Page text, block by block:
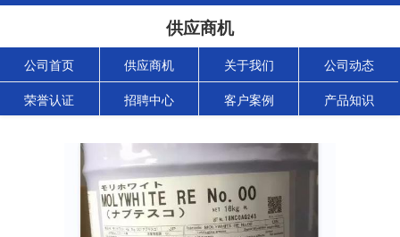
供应商机
公司首页 供应商机 关于我们 公司动态
荣誉认证 招聘中心 客户案例 产品知识